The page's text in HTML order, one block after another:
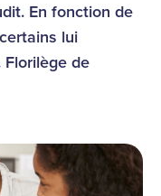
En fonction de
lui
Florilège de